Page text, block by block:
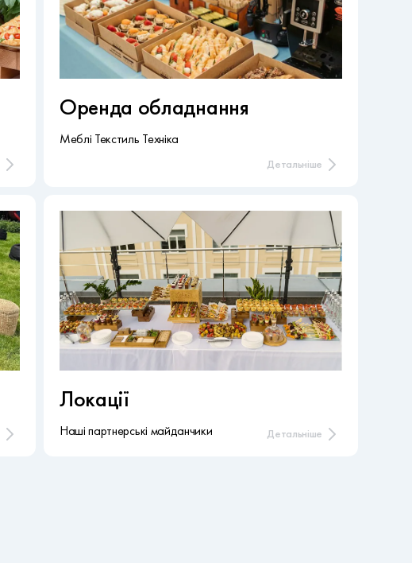
Оренда обладнання
Меблі Текстиль Техніка
Детальніше
Локації
Наші партнерські майданчики Детальніше